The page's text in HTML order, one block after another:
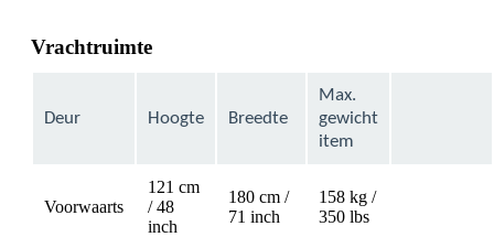
Vrachtruimte
Deur Hoogte Breedte
Max.
gewicht
item
Voorwaarts
121 cm
/ 48
inch
180 cm /
71 inch
158 kg /
350 lbs